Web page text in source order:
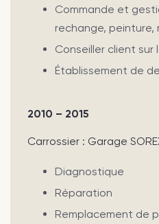
Commande et
rechange, peinture,
Conseiller client sur
Établissement de
2010 – 2015
Carrossier : Garage
Diagnostique
Réparation
Remplacement de